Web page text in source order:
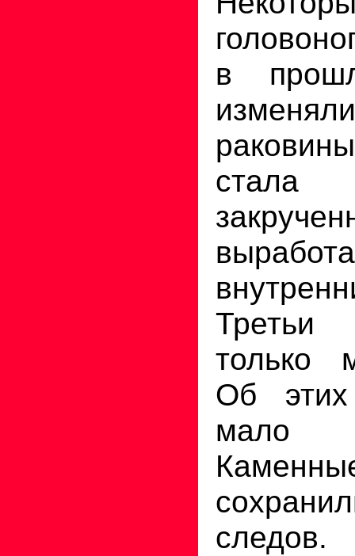
в
стала
Третьи
только
Об
мало
следов.